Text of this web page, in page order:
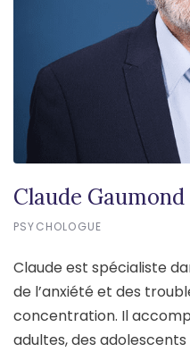
Claude Gaumond
PSYCHOLOGUE
Claude est spécialiste
de l’anxiété et des
concentration. Il
adultes, des